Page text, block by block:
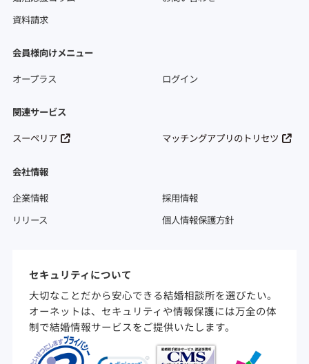
資料請求
会員様向けメニュー
オープラス
ログイン
関連サービス
スーペリア
マッチングアプリのトリセツ
会社情報
企業情報
採用情報
リリース
個人情報保護方針
セキュリティについて
大切なことだから安心できる結婚相談所を選びたい。
オーネットは、セキュリティや情報保護には万全の体
制で結婚情報サービスをご提供いたします。